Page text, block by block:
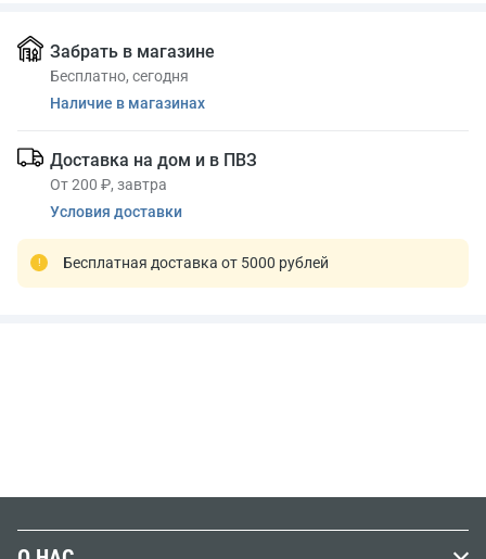
Забрать в магазине
Бесплатно, сегодня
Наличие в магазинах
Доставка на дом и в ПВЗ
От 200 ₽, завтра
Условия доставки
Бесплатная доставка от 5000 рублей